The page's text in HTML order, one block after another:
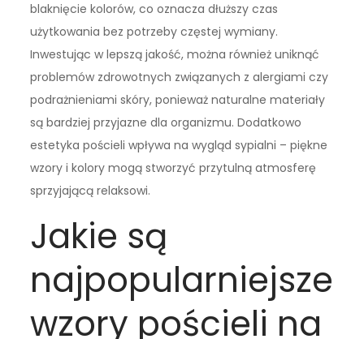
blaknięcie kolorów, co oznacza dłuższy czas
użytkowania bez potrzeby częstej wymiany.
Inwestując w lepszą jakość, można również uniknąć
problemów zdrowotnych związanych z alergiami czy
podrażnieniami skóry, ponieważ naturalne materiały
są bardziej przyjazne dla organizmu. Dodatkowo
estetyka pościeli wpływa na wygląd sypialni – piękne
wzory i kolory mogą stworzyć przytulną atmosferę
sprzyjającą relaksowi.
Jakie są
najpopularniejsze
wzory pościeli na